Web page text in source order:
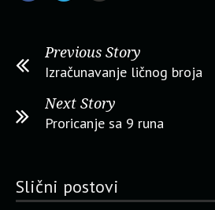
Previous Story
Izračunavanje ličnog broja
Next Story
Proricanje sa 9 runa
Slični postovi